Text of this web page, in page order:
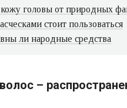
головы от природных
стоит пользоваться
ли народные средства
–